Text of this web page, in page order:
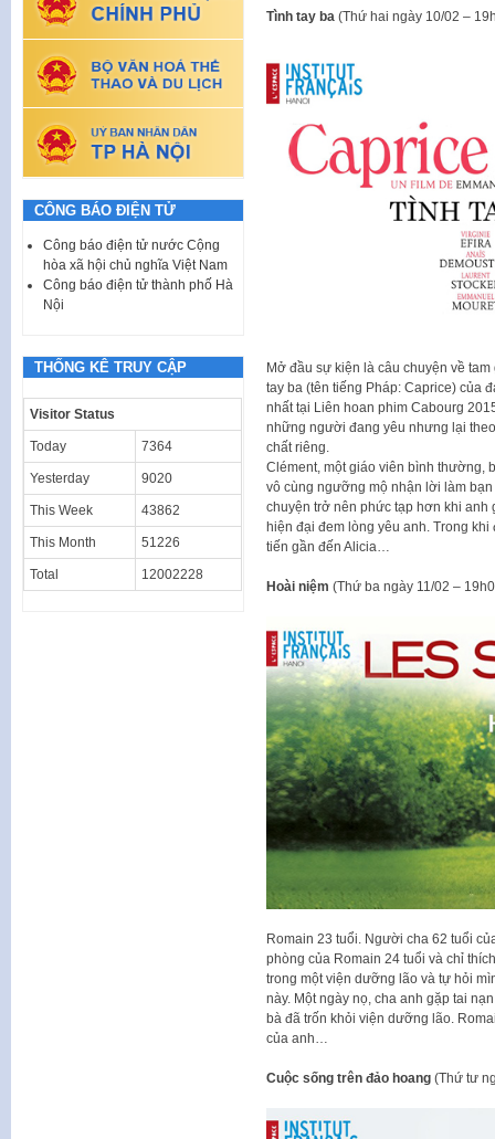
Tình tay ba(Thứ hai ngày 10/02 –
Mở đầu sự kiện là câu chuyện về
tay ba (tên tiếng Pháp: Caprice) của
nhất tại Liên hoan phim Cabourg
những người đang yêu nhưng lại
chất riêng.
Clément, một giáo viên bình thường,
vô cùng ngưỡng mộ nhận lời làm
chuyện trở nên phức tạp hơn khi
hiện đại đem lòng yêu anh. Trong
tiến gần đến Alicia…
Hoài niệm (Thứ ba ngày 11/02 –
Romain 23 tuổi. Người cha 62 tuổi
phòng của Romain 24 tuổi và chỉ
trong một viện dưỡng lão và tự hỏi
này. Một ngày nọ, cha anh gặp tai
bà đã trốn khỏi viện dưỡng lão.
của anh…
Cuộc sống trên đảo hoang(Thứ tư
CÔNG BÁO ĐIỆN TỬ
Công báo điện tử nước Cộng
hòa xã hội chủ nghĩa Việt Nam
Công báo điện tử thành phố Hà
Nội
THỐNG KÊ TRUY CẬP
Visitor Status
Today 7364
Yesterday 9020
This Week 43862
This Month 51226
Total 12002228